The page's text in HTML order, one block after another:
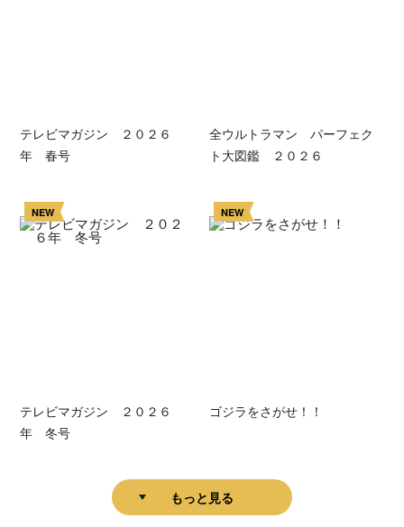
テレビマガジン ２０２６
年 春号
全ウルトラマン パーフェク
ト大図鑑 ２０２６
NEW
テレビマガジン ２０２６
年 冬号
NEW
ゴジラをさがせ！！
もっと見る